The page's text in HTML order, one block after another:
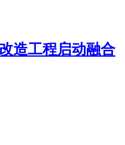
造工程启动融合